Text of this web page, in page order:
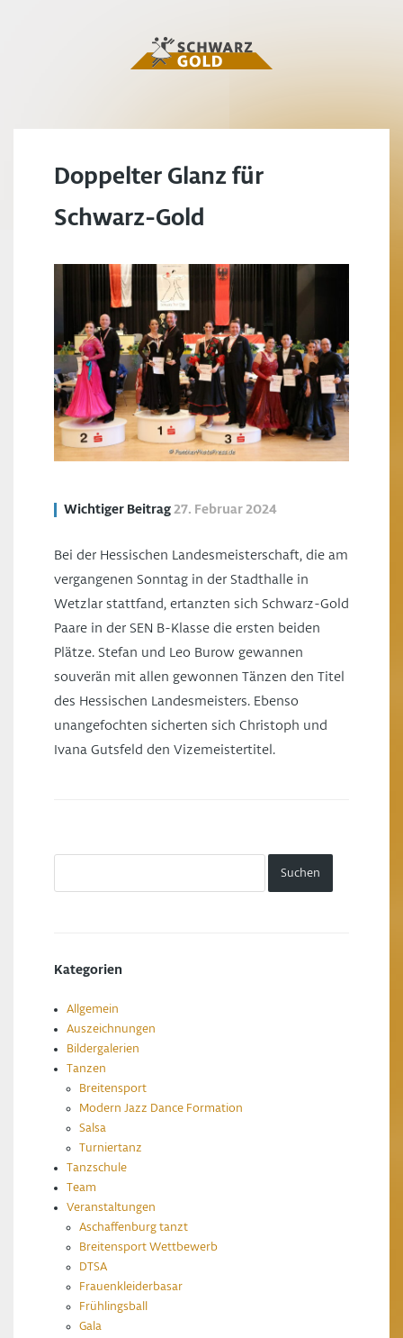
Doppelter Glanz für
Schwarz-Gold
Wichtiger Beitrag27. Februar 2024
Bei der Hessischen Landesmeisterschaft, die am
vergangenen Sonntag in der Stadthalle in
Wetzlar stattfand, ertanzten sich Schwarz-Gold
Paare in der SEN B-Klasse die ersten beiden
Plätze. Stefan und Leo Burow gewannen
souverän mit allen gewonnen Tänzen den Titel
des Hessischen Landesmeisters. Ebenso
unangefochten sicherten sich Christoph und
Ivana Gutsfeld den Vizemeistertitel.
Kategorien
Allgemein
Auszeichnungen
Bildergalerien
Tanzen
Breitensport
Modern Jazz Dance Formation
Salsa
Turniertanz
Tanzschule
Team
Veranstaltungen
Aschaffenburg tanzt
Breitensport Wettbewerb
DTSA
Frauenkleiderbasar
Frühlingsball
Gala